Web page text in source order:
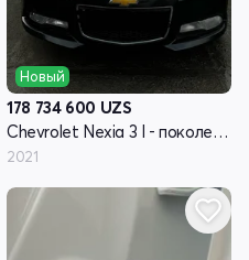
Новый
178 734 600 UZS
Chevrolet Nexia 3 I - поколение
2021